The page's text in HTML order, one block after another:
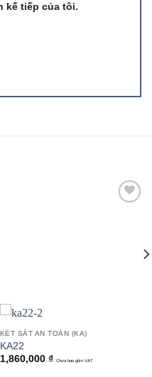
kế tiếp của tôi.
KÉT SẮT AN TOÀN (KA)
KA22
1,860,000 ₫ Chưa bao gồm VAT